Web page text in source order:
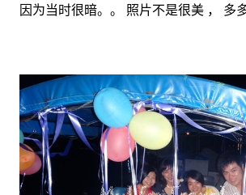
因为当时很暗。。 照片不是很美 ， 多